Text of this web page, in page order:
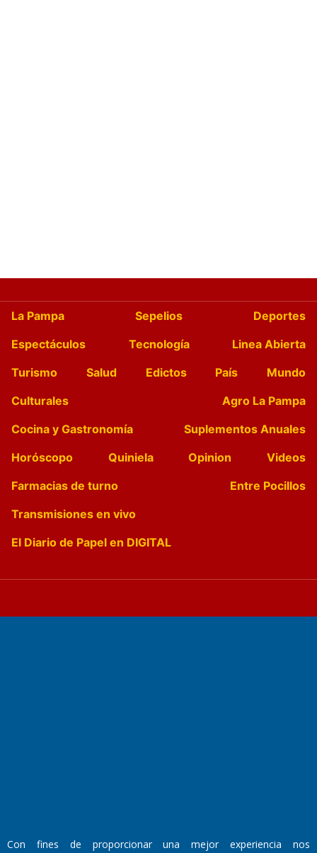
La Pampa Sepelios
Deportes
Espectáculos
Tecnología
Linea Abierta
Turismo
Salud Edictos País
Mundo
Culturales
Agro La Pampa
Cocina y Gastronomía
Suplementos Anuales
Horóscopo
Quiniela Opinion
Videos
Farmacias de turno
Entre Pocillos
Transmisiones en vivo
El Diario de Papel en DIGITAL
Con fines de proporcionar una mejor experiencia nos